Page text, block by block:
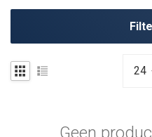
Geen